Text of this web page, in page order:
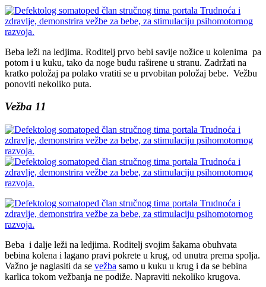
Beba leži na ledjima. Roditelj prvo bebi savije nožice u kolenima pa
potom i u kuku, tako da noge budu raširene u stranu. Zadržati na
kratko položaj pa polako vratiti se u prvobitan položaj bebe. Vežbu
ponoviti nekoliko puta.
Vežba 11
Beba i dalje leži na ledjima. Roditelj svojim šakama obuhvata
bebina kolena i lagano pravi pokrete u krug, od unutra prema spolja.
Važno je naglasiti da se vežba samo u kuku u krug i da se bebina
karlica tokom vežbanja ne podiže. Napraviti nekoliko krugova.